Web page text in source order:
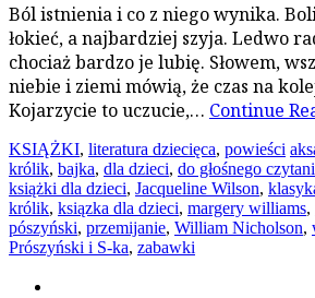
Ból istnienia i co z niego wynika.
łokieć, a najbardziej szyja. Ledwo
chociaż bardzo je lubię. Słowem,
niebie i ziemi mówią, że czas na
Kojarzycie to uczucie,… Continue
KSIĄŻKI, literatura dziecięca, powieści
królik, bajka, dla dzieci, do głośnego
książki dla dzieci, Jacqueline Wilson,
królik, ksiązka dla dzieci, margery williams,
pószyński, przemijanie, William Nicholson,
Prószyński i S-ka, zabawki